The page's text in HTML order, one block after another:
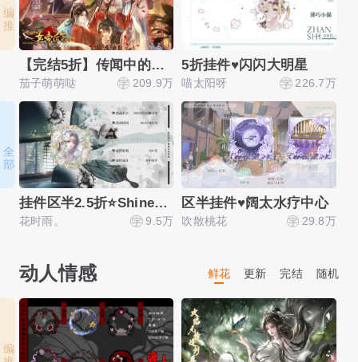
编 推
【完结5折】传闻中的女帝后宫
茄子萌萌哒 209.9万
5折挂件♥闪闪大明星
喵太阳呀 226.7万
全 部
挂件区半2.5折⭐Shine！闪耀星途
花时雨。 9.5万
区半挂件♥阔太水疗中心
吹散桃花 29.8万
动人情感 鲜花 更新 完结 随机
编 推